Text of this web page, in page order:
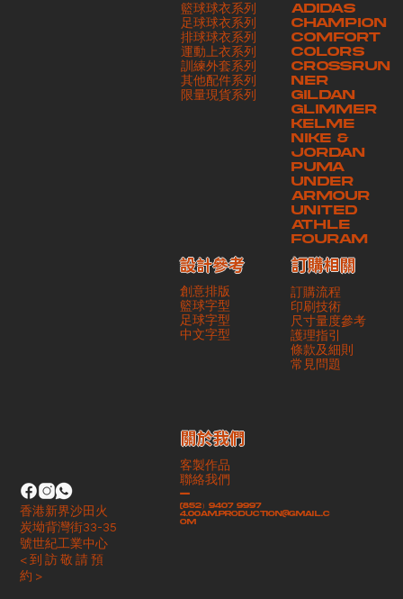
/ 貨品提取 商品製作完成後，4AM 團隊將聯絡貴客安排貨款餘額及提取
貨品。貴客可選擇最適合的付款方式以及取貨安排
隊核實有關款項 - 任何轉帳或換匯交易手續費等額外費用，一概不歸屬
本公司之責任 - 貴客請於收獲本公司正式訂購單據後 3 個工作天內安排
付款。如未能按期繳付所需款項，貴客須緻交因逾期所衍生之額外行政費
3個工作天｜到付｜​ - 貴客請於貨品可取日起之 10 個工作天內安排提取
貨品，如逾期未取，本公司將不予保存相關貨品。有關貨款訂金將不予歸
還，貴客仍須負責貨款餘額 - 貴客請於收貨時小心核對貨品數量及檢查
貨品品質 - 基於 S.F. Express / GoGoVan 等託運商為第三方服務，
本公司將保證貨品安全到達第三方手中。如第三方在運送過程中引致任何
有關貨品之遺失、損毀、誤投或運送延誤，本公司一律不負責
籃球球衣系列
足球球衣系列
排球球衣系列
運動上衣系列
訓練外套系列
其他配件系列
​限量現貨系列
ADIDAS
CHAMPION
COMFORT
COLORS
CROSSRUN
NER
GILDAN
GLIMMER
KELME
NIKE &
JORDAN
PUMA
UNDER
ARMOUR
UNITED
ATHLE
FOURAM
創意排版
籃球字型
足球字型
​中文字型
設計參考
訂購流程
印刷技術
尺寸量度參考
護理指引
條款及細則
​常見問題
訂購相關
客製作品
聯絡我們
-
(852）9407 9997
4.00am.production@gmail.c
om
​關於我們
香港新界沙田火
炭坳背灣街33-35
號世紀工業中心
< 到 訪 敬 請 預
約 >